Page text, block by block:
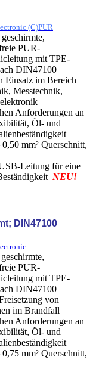
(C)PUR
PUR-
mit TPE-
DIN47100
Einsatz im Bereich
Messtechnik,
Anforderungen an
Öl- und
mm² Querschnitt,
Leitung für eine
NEU!
DIN47100
PUR-
mit TPE-
DIN47100
von
im Brandfall
Anforderungen an
Öl- und
mm² Querschnitt,